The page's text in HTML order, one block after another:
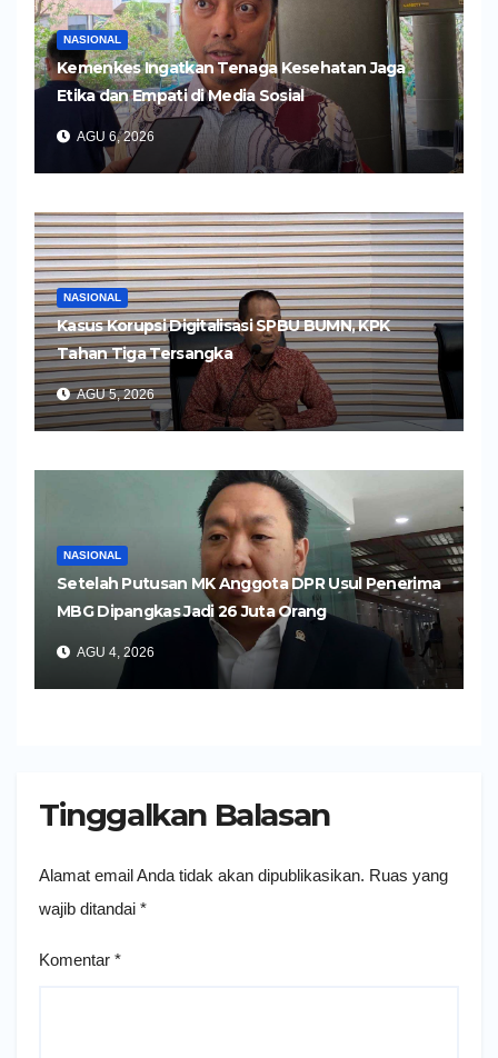
NASIONAL
Kemenkes Ingatkan Tenaga Kesehatan Jaga
Etika dan Empati di Media Sosial
AGU 6, 2026
NASIONAL
Kasus Korupsi Digitalisasi SPBU BUMN, KPK
Tahan Tiga Tersangka
AGU 5, 2026
NASIONAL
Setelah Putusan MK Anggota DPR Usul Penerima
MBG Dipangkas Jadi 26 Juta Orang
AGU 4, 2026
Tinggalkan Balasan
Alamat email Anda tidak akan dipublikasikan. Ruas yang
wajib ditandai *
Komentar *